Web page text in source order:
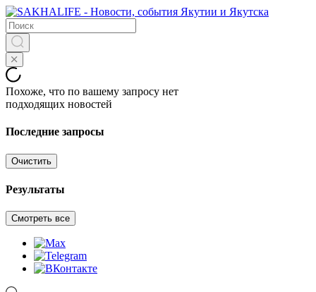
Похоже, что по вашему запросу нет
подходящих новостей
Последние запросы
Очистить
Результаты
Смотреть все